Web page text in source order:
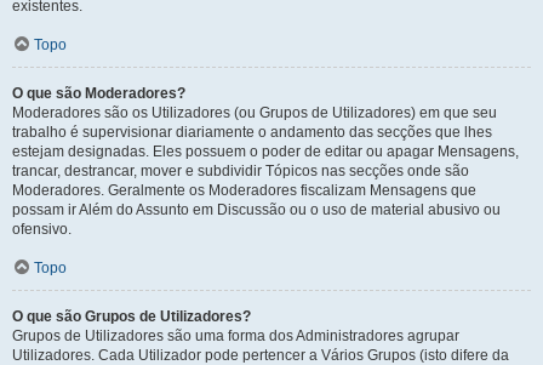
existentes.
Topo
O que são Moderadores?
Moderadores são os Utilizadores (ou Grupos de Utilizadores) em que seu
trabalho é supervisionar diariamente o andamento das secções que lhes
estejam designadas. Eles possuem o poder de editar ou apagar Mensagens,
trancar, destrancar, mover e subdividir Tópicos nas secções onde são
Moderadores. Geralmente os Moderadores fiscalizam Mensagens que
possam ir Além do Assunto em Discussão ou o uso de material abusivo ou
ofensivo.
Topo
O que são Grupos de Utilizadores?
Grupos de Utilizadores são uma forma dos Administradores agrupar
Utilizadores. Cada Utilizador pode pertencer a Vários Grupos (isto difere da